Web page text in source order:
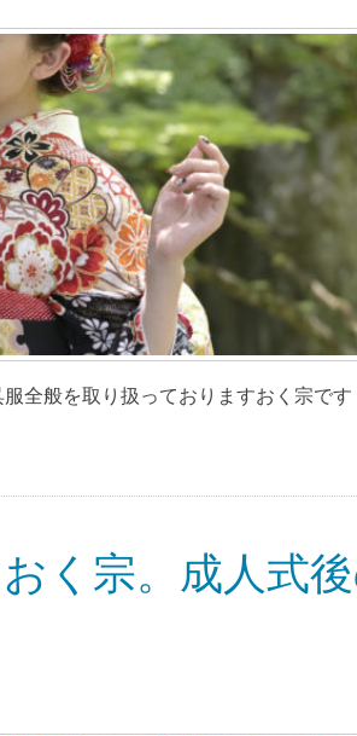
全般を取り扱っておりますおく宗で
く宗。成人式